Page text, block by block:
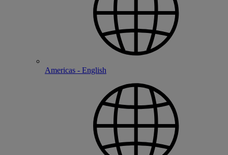
Americas - English